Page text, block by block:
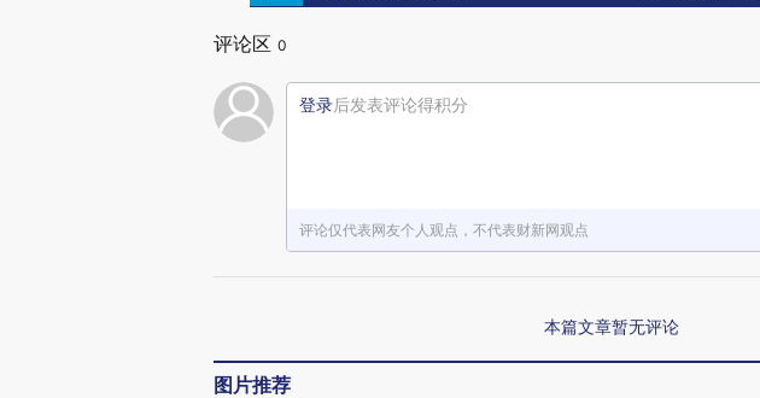
评论区 0
登录后发表评论得积分
评论仅代表网友个人观点，不代表财新网观点
本篇文章暂无评论
图片推荐